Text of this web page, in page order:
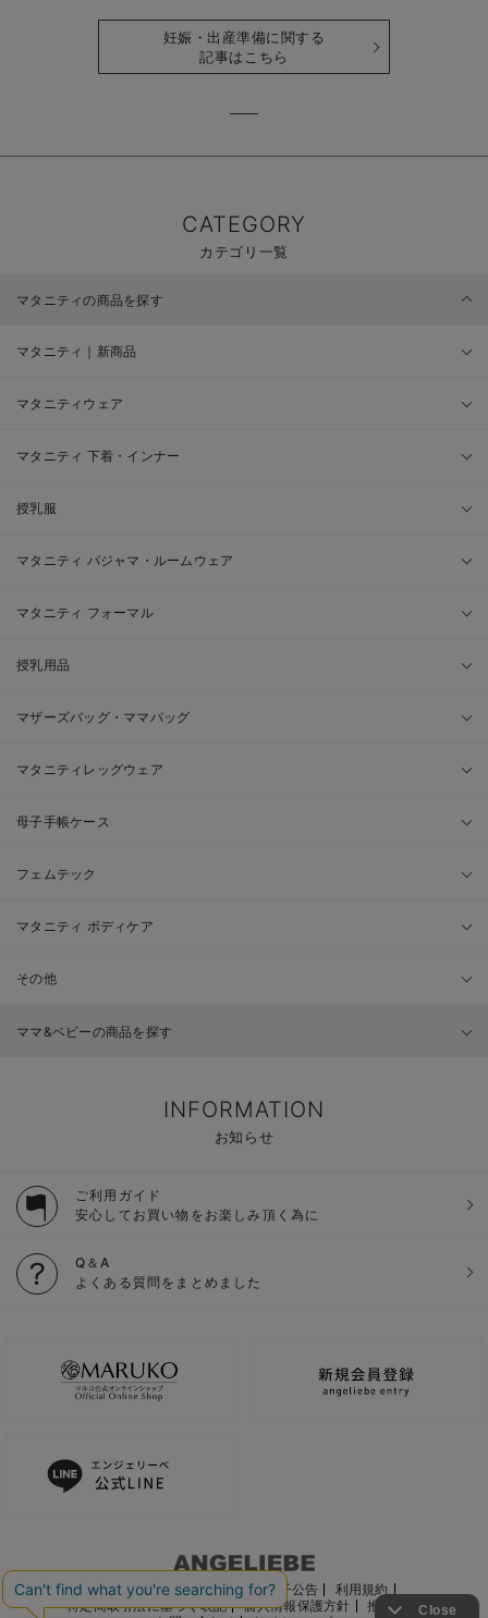
妊娠・出産準備に関する
記事はこちら
CATEGORY
カテゴリ一覧
マタニティの商品を探す
マタニティ｜新商品
マタニティウェア
マタニティ 下着・インナー
授乳服
マタニティ パジャマ・ルームウェア
マタニティ フォーマル
授乳用品
マザーズバッグ・ママバッグ
マタニティレッグウェア
母子手帳ケース
フェムテック
マタニティ ボディケア
その他
ママ&ベビーの商品を探す
INFORMATION
お知らせ
ご利用ガイド
安心してお買い物をお楽しみ頂く為に
Q＆A
よくある質問をまとめました
ご利用ガイド 会社概要 電子公告
利用規約
特定商取引法に基づく表記
個人情報保護方針
推奨環境